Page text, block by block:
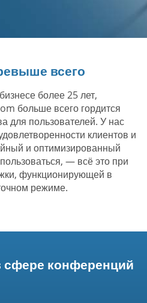
всего
более 25 лет,
больше всего гордится
для пользователей. У нас
клиентов и
и оптимизированный
— всё это при
функционирующей в
режиме.
конференций